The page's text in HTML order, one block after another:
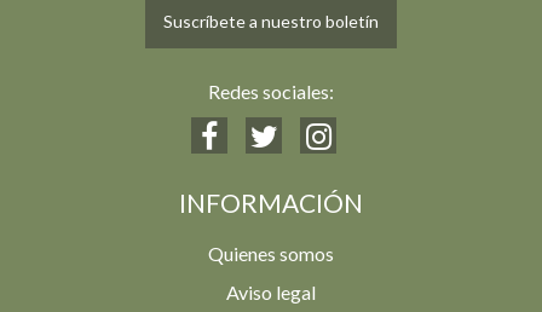
Suscríbete a nuestro boletín
Redes sociales:
INFORMACIÓN
Quienes somos
Aviso legal